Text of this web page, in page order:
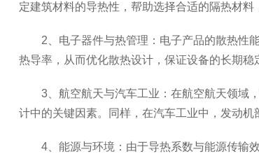
定建筑材料的导热性，帮助选择合适的隔热材料
2、电子器件与热管理：电子产品的散热性能
热导率，从而优化散热设计，保证设备的长期稳
3、航空航天与汽车工业：在航空航天领域，
计中的关键因素。同样，在汽车工业中，发动机
4、能源与环境：由于导热系数与能源传输效